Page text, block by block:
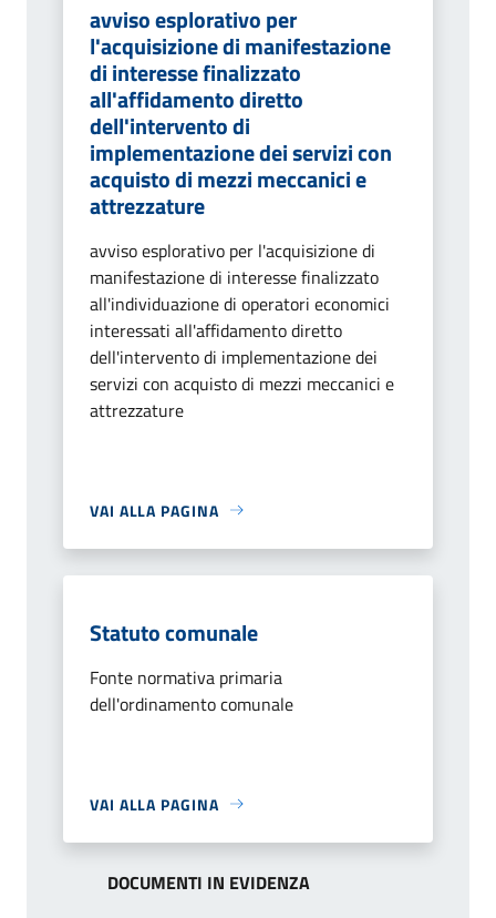
avviso esplorativo per
l'acquisizione di manifestazione
di interesse finalizzato
all'affidamento diretto
dell'intervento di
implementazione dei servizi con
acquisto di mezzi meccanici e
attrezzature
avviso esplorativo per l'acquisizione di
manifestazione di interesse finalizzato
all'individuazione di operatori economici
interessati all'affidamento diretto
dell'intervento di implementazione dei
servizi con acquisto di mezzi meccanici e
attrezzature
VAI ALLA PAGINA
Statuto comunale
Fonte normativa primaria
dell'ordinamento comunale
VAI ALLA PAGINA
DOCUMENTI IN EVIDENZA